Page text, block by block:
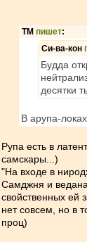
ТМ пишет:
Си-ва-кон
Будда
десятки
В арупа-
Рупа есть в
самскары...)
"На входе в
Самджня и
свойственных ей
нет совсем, но в
проц)